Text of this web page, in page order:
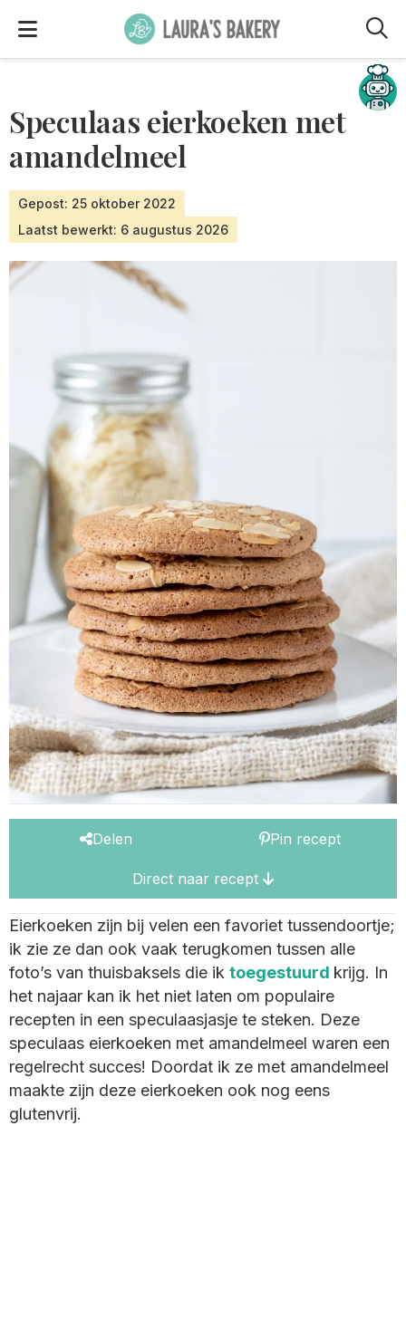
Speculaas eierkoeken met
amandelmeel
Gepost: 25 oktober 2022
Laatst bewerkt: 6 augustus 2026
Delen Pin recept
Direct naar recept
Eierkoeken zijn bij velen een favoriet tussendoortje;
ik zie ze dan ook vaak terugkomen tussen alle
foto’s van thuisbaksels die ik toegestuurd krijg. In
het najaar kan ik het niet laten om populaire
recepten in een speculaasjasje te steken. Deze
speculaas eierkoeken met amandelmeel waren een
regelrecht succes! Doordat ik ze met amandelmeel
maakte zijn deze eierkoeken ook nog eens
glutenvrij.